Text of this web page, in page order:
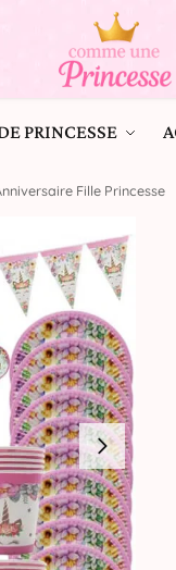
PRINCESSE
Fille Princesse